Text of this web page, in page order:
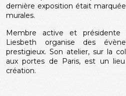
dernière exposition était
murales.
Membre active et
Liesbeth organise des
prestigieux. Son atelier, sur la
aux portes de Paris, est un lieu
création.